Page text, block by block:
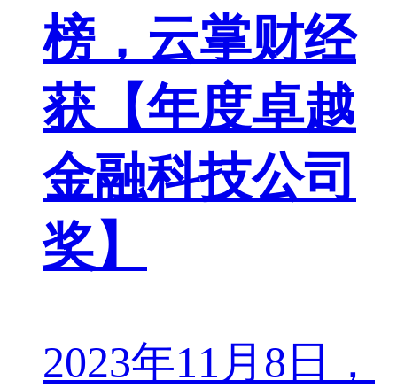
榜，云掌财经
获【年度卓越
金融科技公司
奖】
2023年11月8日，